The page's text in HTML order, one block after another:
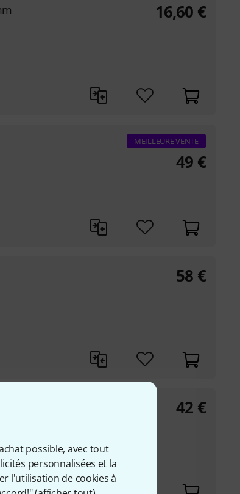
possible, avec tout
personnalisées et la
l'utilisation de cookies à
16,60 €
MEILLEURE VENTE
49 €
58 €
42 €